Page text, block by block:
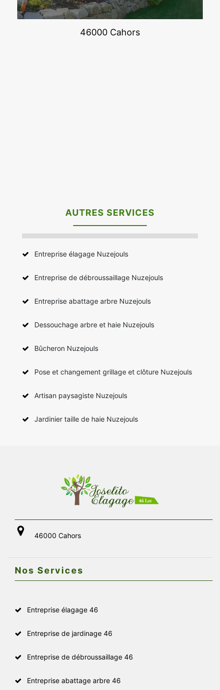
46000 Cahors
AUTRES SERVICES
Entreprise élagage Nuzejouls
Entreprise de débroussaillage Nuzejouls
Entreprise abattage arbre Nuzejouls
Dessouchage arbre et haie Nuzejouls
Bûcheron Nuzejouls
Pose et changement grillage et clôture Nuzejouls
Artisan paysagiste Nuzejouls
Jardinier taille de haie Nuzejouls
46000 Cahors
Nos Services
Entreprise élagage 46
Entreprise de jardinage 46
Entreprise de débroussaillage 46
Entreprise abattage arbre 46